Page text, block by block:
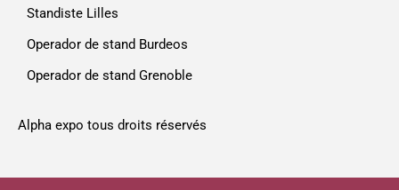
Standiste Lilles
Operador de stand Burdeos
Operador de stand Grenoble
Alpha expo tous droits réservés